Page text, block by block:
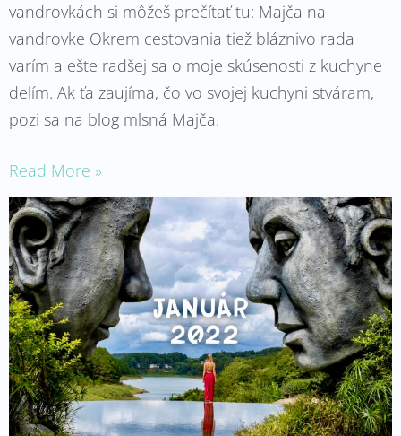
vandrovkách si môžeš prečítať tu: Majča na
vandrovke Okrem cestovania tiež bláznivo rada
varím a ešte radšej sa o moje skúsenosti z kuchyne
delím. Ak ťa zaujíma, čo vo svojej kuchyni stváram,
pozi sa na blog mlsná Majča.
Read More »
Prvý
krôčik
na
vandrovke,
akým
smerom?
*Január*